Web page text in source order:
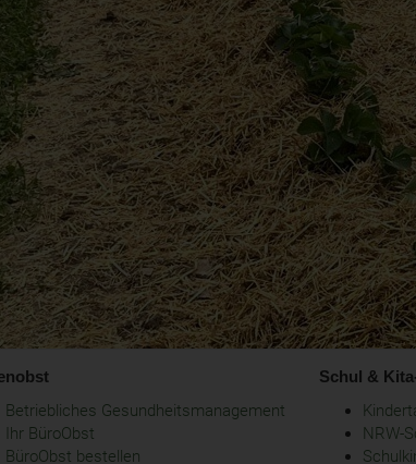
Betriebliches Gesundheitsmanagement
Ihr BüroObst
BüroObst bestellen
Schul &
NRW-